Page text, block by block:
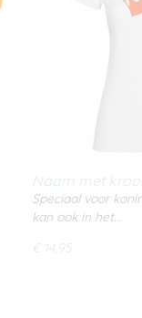
Naam met
Speciaal voor
kan ook in het…
€ 14,95